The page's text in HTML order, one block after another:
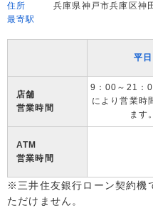
住所
兵庫県神戸市兵庫区神
最寄駅
平日
店舗
営業時間
9：00～21：
により営業時
ます。
ATM
営業時間
※三井住友銀行ローン契約機
ただけません。